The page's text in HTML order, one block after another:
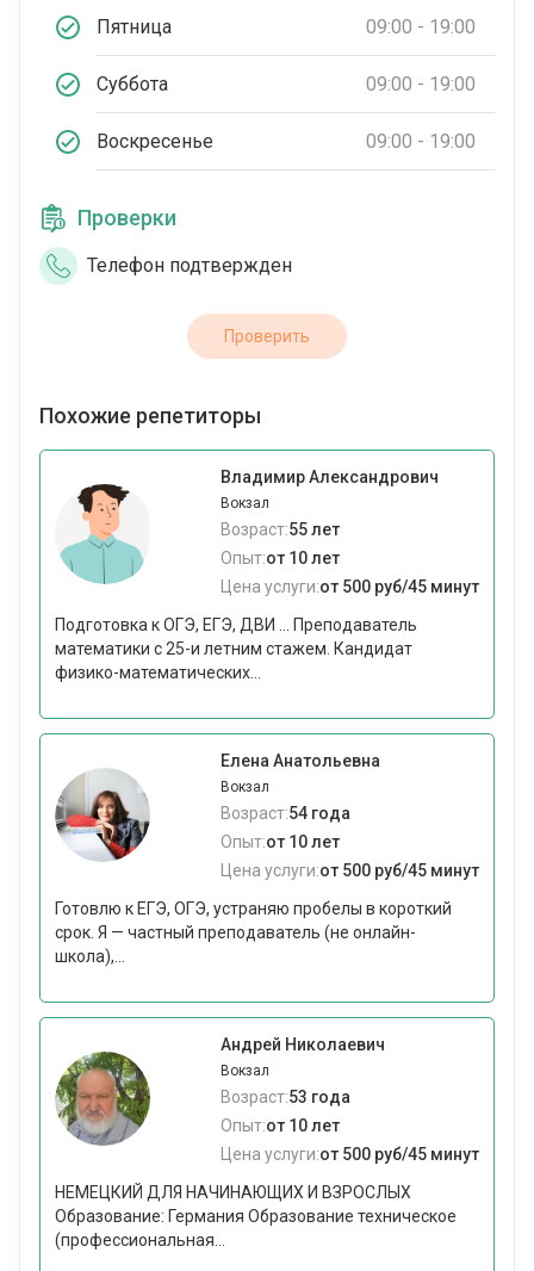
Пятница 09:00 - 19:00
Суббота 09:00 - 19:00
Воскресенье 09:00 - 19:00
Проверки
Телефон подтвержден
Проверить
Похожие репетиторы
Владимир Александрович
Вокзал
Возраст:55 лет
Опыт:от 10 лет
Цена услуги:от 500 руб/45 минут
Подготовка к ОГЭ, ЕГЭ, ДВИ ... Преподаватель
математики с 25-и летним стажем. Кандидат
физико-математических...
Елена Анатольевна
Вокзал
Возраст:54 года
Опыт:от 10 лет
Цена услуги:от 500 руб/45 минут
Готовлю к ЕГЭ, ОГЭ, устраняю пробелы в короткий
срок. Я — частный преподаватель (не онлайн-
школа),...
Андрей Николаевич
Вокзал
Возраст:53 года
Опыт:от 10 лет
Цена услуги:от 500 руб/45 минут
НЕМЕЦКИЙ ДЛЯ НАЧИНАЮЩИХ И ВЗРОСЛЫХ
Образование: Германия Образование техническое
(профессиональная...